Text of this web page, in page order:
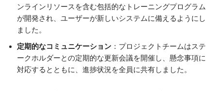
ンラインリソースを含む包括的なトレーニングプログラム
が開発され、ユーザーが新しいシステムに備えるようにし
ました。
定期的なコミュニケーション ：プロジェクトチームはステ
ークホルダーとの定期的な更新会議を開催し、懸念事項に
対応するとともに、進捗状況を全員に共有しました。